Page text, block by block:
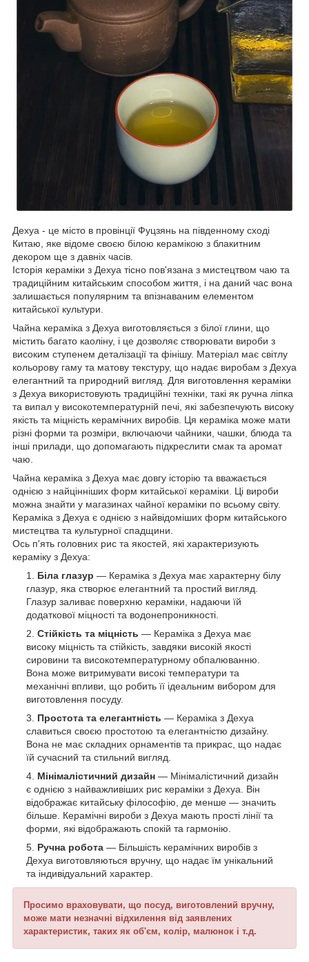
Дехуа - це місто в провінції Фуцзянь на південному сході
Китаю, яке відоме своєю білою керамікою з блакитним
декором ще з давніх часів.
Історія кераміки з Дехуа тісно пов'язана з мистецтвом чаю та
традиційним китайським способом життя, і на даний час вона
залишається популярним та впізнаваним елементом
китайської культури.
Чайна кераміка з Дехуа виготовляється з білої глини, що
містить багато каоліну, і це дозволяє створювати вироби з
високим ступенем деталізації та фінішу. Матеріал має світлу
кольорову гаму та матову текстуру, що надає виробам з Дехуа
елегантний та природний вигляд. Для виготовлення кераміки
з Дехуа використовують традиційні техніки, такі як ручна ліпка
та випал у високотемпературній печі, які забезпечують високу
якість та міцність керамічних виробів. Ця кераміка може мати
різні форми та розміри, включаючи чайники, чашки, блюда та
інші прилади, що допомагають підкреслити смак та аромат
чаю.
Чайна кераміка з Дехуа має довгу історію та вважається
однією з найцінніших форм китайської кераміки. Ці вироби
можна знайти у магазинах чайної кераміки по всьому світу.
Кераміка з Дехуа є однією з найвідоміших форм китайського
мистецтва та культурної спадщини.
Ось п'ять головних рис та якостей, які характеризують
кераміку з Дехуа:
Біла глазур — Кераміка з Дехуа має характерну білу
глазур, яка створює елегантний та простий вигляд.
Глазур заливає поверхню кераміки, надаючи їй
додаткової міцності та водонепроникності.
Стійкість та міцність — Кераміка з Дехуа має
високу міцність та стійкість, завдяки високій якості
сировини та високотемпературному обпалюванню.
Вона може витримувати високі температури та
механічні впливи, що робить її ідеальним вибором для
виготовлення посуду.
Простота та елегантність — Кераміка з Дехуа
славиться своєю простотою та елегантністю дизайну.
Вона не має складних орнаментів та прикрас, що надає
їй сучасний та стильний вигляд.
Мінімалістичний дизайн — Мінімалістичний дизайн
є однією з найважливіших рис кераміки з Дехуа. Він
відображає китайську філософію, де менше — значить
більше. Керамічні вироби з Дехуа мають прості лінії та
форми, які відображають спокій та гармонію.
Ручна робота — Більшість керамічних виробів з
Дехуа виготовляються вручну, що надає їм унікальний
та індивідуальний характер.
Просимо враховувати, що посуд, виготовлений вручну,
може мати незначні відхилення від заявлених
характеристик, таких як об'єм, колір, малюнок і т.д.